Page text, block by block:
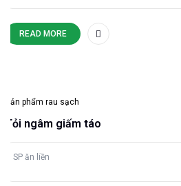
READ MORE
Sản phẩm rau sạch
Tỏi ngâm giấm táo
SP ăn liền